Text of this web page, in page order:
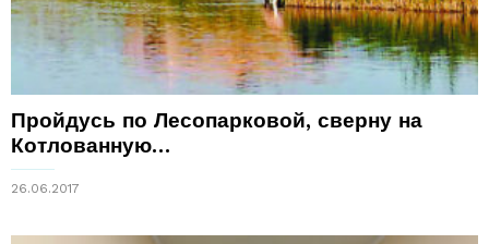
Пройдусь по Лесопарковой, сверну на
Котлованную…
26.06.2017